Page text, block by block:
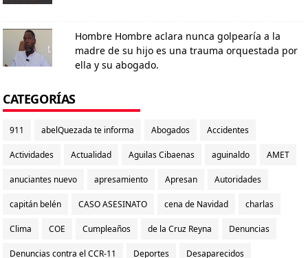
Hombre Hombre aclara nunca golpearía a la
madre de su hijo es una trauma orquestada por
ella y su abogado.
CATEGORÍAS
911 abelQuezada te informa Abogados Accidentes
Actividades Actualidad Aguilas Cibaenas aguinaldo AMET
anuciantes nuevo apresamiento Apresan Autoridades
capitán belén CASO ASESINATO cena de Navidad charlas
Clima COE Cumpleaños de la Cruz Reyna Denuncias
Denuncias contra el CCR-11 Deportes Desaparecidos